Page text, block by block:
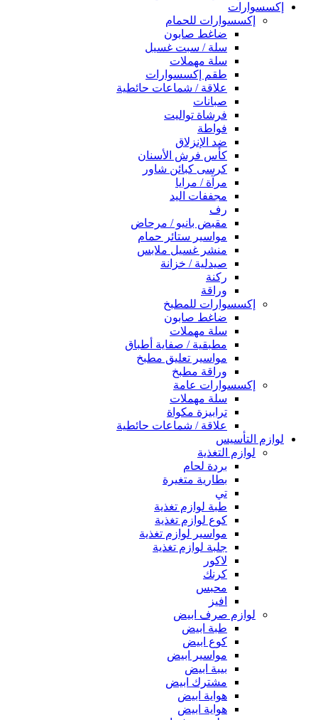
إكسسوارات
إكسسوارات للحمام
ضاغط صابون
سلة / سبت غسيل
سلة مهملات
طقم إكسسوارات
علاقة / شماعات حائطية
صبانات
فرشاة تواليت
فواطة
ضد الإنزلاق
كأس فرش الأسنان
كرسى كبائن شاور
مرآة / مرايا
مجففات اليد
رف
مقبض بانيو / مرحاض
مواسير ستائر حمام
منشر غسيل ملابس
صيدلية / خزانة
ركنة
وراقة
إكسسوارات للمطبخ
ضاغط صابون
سلة مهملات
مطبقية / صفاية أطباق
مواسير تعليق مطبخ
وراقة مطبخ
إكسسوارات عامة
سلة مهملات
ترابيزة مكواة
علاقة / شماعات حائطية
لوازم التأسيس
لوازم التغذية
بردة لحام
بطارية متغيرة
تي
طبة لوازم تغذية
كوع لوازم تغذية
مواسير لوازم تغذية
جلبة لوازم تغذية
لاكور
كرنك
محبس
افيز
لوازم صرف ابيض
طبة ابيض
كوع ابيض
مواسير ابيض
بيبة ابيض
مشترك ابيض
هواية ابيض
هواية ابيض